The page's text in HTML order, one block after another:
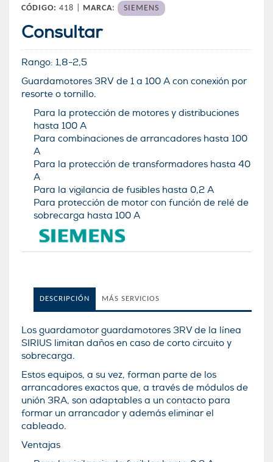
CÓDIGO: 418 | MARCA: SIEMENS
Consultar
Rango: 1,8-2,5
Guardamotores 3RV de 1 a 100 A con conexión por
resorte o tornillo.
Para la protección de motores y distribuciones
hasta 100 A
Para combinaciones de arrancadores hasta 100
A
Para la protección de transformadores hasta 40
A
Para la vigilancia de fusibles hasta 0,2 A
Para protección de motor con función de relé de
sobrecarga hasta 100 A
DESCRIPCIÓN MÁS SERVICIOS
Los guardamotor guardamotores 3RV de la lí­nea
SIRIUS limitan daños en caso de corto circuito y
sobrecarga.
Estos equipos, a su vez, forman parte de los
arrancadores exactos que, a través de módulos de
unión 3RA, son adaptables a un contacto para
formar un arrancador y además eliminar el
cableado.
Ventajas